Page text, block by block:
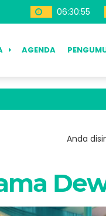
06:30:57
AGENDA
Anda